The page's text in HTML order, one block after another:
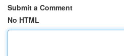
Submit a Comment
No HTML